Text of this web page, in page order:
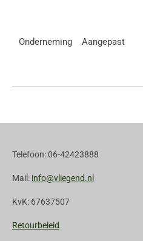
Onderneming Aangepast
Telefoon: 06-42423888
Mail: info@vliegend.nl
KvK: 67637507
Retourbeleid